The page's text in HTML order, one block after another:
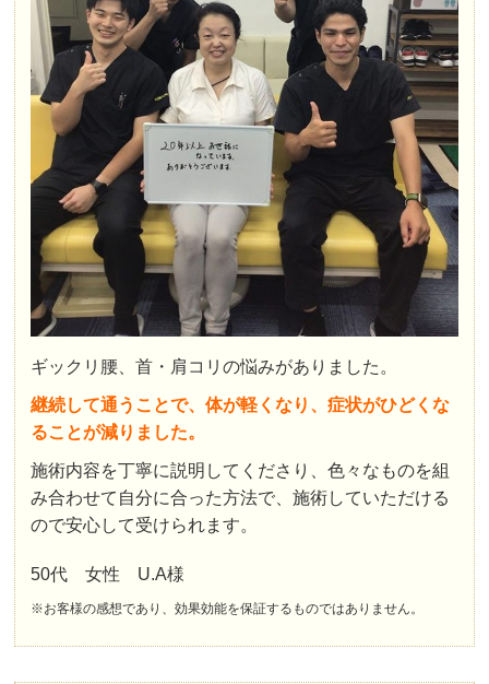
ギックリ腰、首・肩コリの悩みがありました。
継続して通うことで、体が軽くなり、症状がひどくな
ることが減りました。
施術内容を丁寧に説明してくださり、色々なものを組
み合わせて自分に合った方法で、施術していただける
ので安心して受けられます。
50代 女性 U.A様
※お客様の感想であり、効果効能を保証するものではありません。